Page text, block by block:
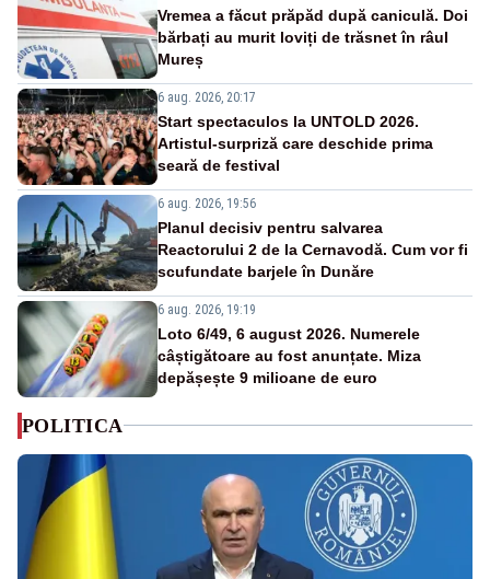
Vremea a făcut prăpăd după caniculă. Doi
bărbați au murit loviți de trăsnet în râul
Mureș
6 aug. 2026, 20:17
Start spectaculos la UNTOLD 2026.
Artistul-surpriză care deschide prima
seară de festival
6 aug. 2026, 19:56
Planul decisiv pentru salvarea
Reactorului 2 de la Cernavodă. Cum vor fi
scufundate barjele în Dunăre
6 aug. 2026, 19:19
Loto 6/49, 6 august 2026. Numerele
câștigătoare au fost anunțate. Miza
depășește 9 milioane de euro
POLITICA